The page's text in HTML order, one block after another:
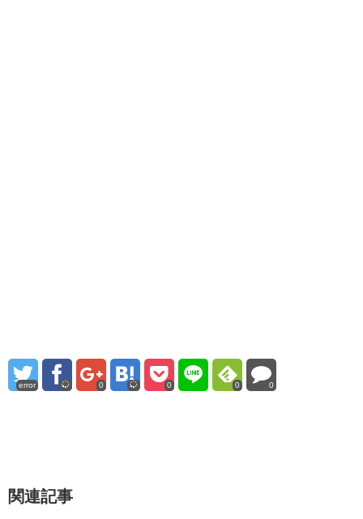
error 0 0 0 0
関連記事